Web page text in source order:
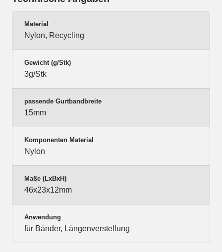
Material
Nylon, Recycling
Gewicht (g/Stk)
3g/Stk
passende Gurtbandbreite
15mm
Komponenten Material
Nylon
Maße (LxBxH)
46x23x12mm
Anwendung
für Bänder, Längenverstellung